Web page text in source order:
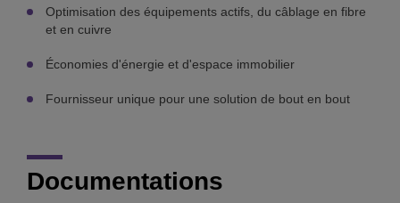
Optimisation des équipements actifs, du câblage en fibre
et en cuivre
Économies d'énergie et d'espace immobilier
Fournisseur unique pour une solution de bout en bout
Documentations